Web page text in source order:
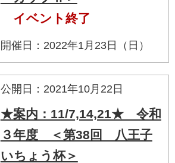
イベント終了
開催日：2022年1月23日（日）
公開日：2021年10月22日
★案内：11/7,14,21★ 令和
３年度 ＜第38回 八王子
いちょう杯＞